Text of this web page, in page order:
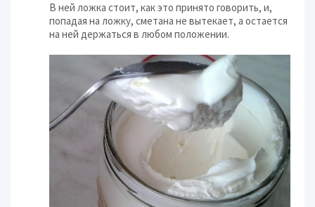
В ней ложка стоит, как это принято говорить, и,
попадая на ложку, сметана не вытекает, а остается
на ней держаться в любом положении.